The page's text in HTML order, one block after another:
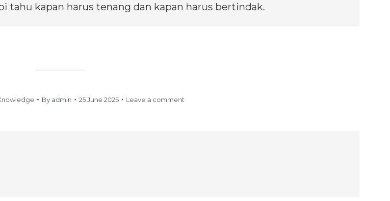
tahu kapan harus tenang dan kapan harus bertindak.
By admin 25 June 2025 Leave a comment